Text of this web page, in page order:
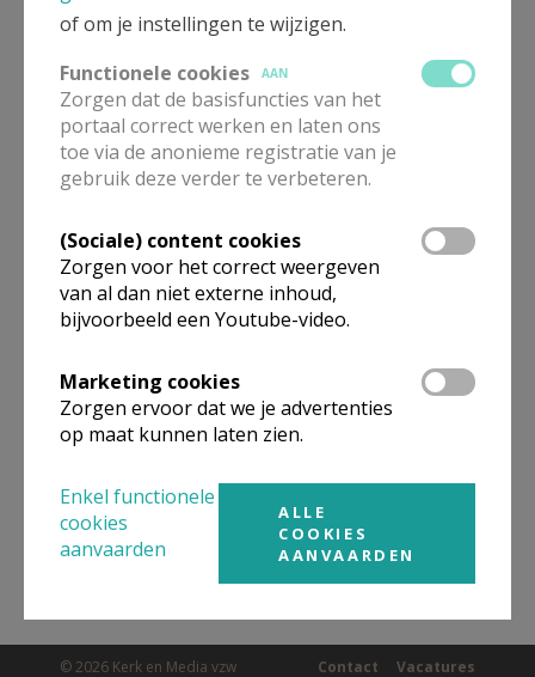
HULP
MIJN PAROCHIE
AANMELDEN OF REGISTREREN
Bekijk de details voor de weekendvieringen die doorgaan
in deze kerk, het adres van de kerk, alsook een lijst met
kerken in de buurt.
ALLE DETAILS TONEN
Omgeving
Niet gevonden wat je zocht? Hier vind je
links naar kerken, eventueel van andere
Kerken in of nabijWezenbeek-Oppem -
© 2026 Kerk en Media vzw Vacatures
Contact
of om je instellingen te wijzigen.
Functionele cookies
AAN
Zorgen dat de basisfuncties van het
portaal correct werken en laten ons
toe via de anonieme registratie van je
gebruik deze verder te verbeteren.
(Sociale) content cookies
Zorgen voor het correct weergeven
van al dan niet externe inhoud,
bijvoorbeeld een Youtube-video.
Marketing cookies
Zorgen ervoor dat we je advertenties
op maat kunnen laten zien.
Enkel functionele
cookies
aanvaarden
ALLE
COOKIES
AANVAARDEN